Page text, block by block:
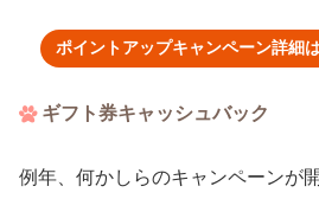
ポイントアップキャンペーン詳細
ギフト券キャッシュバック
例年、何かしらのキャンペーンが